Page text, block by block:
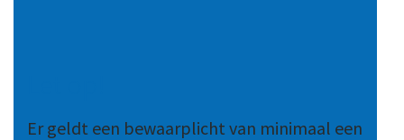
Er geldt een bewaarplicht van minimaal een